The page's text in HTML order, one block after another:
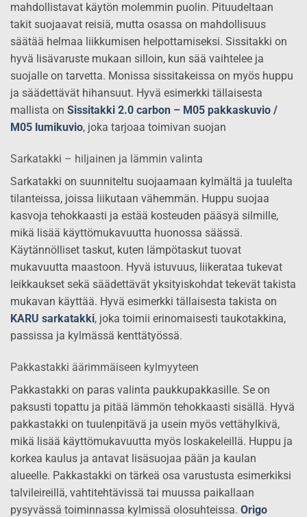
mahdollistavat käytön molemmin puolin. Pituudeltaan
takit suojaavat reisiä, mutta osassa on mahdollisuus
säätää helmaa liikkumisen helpottamiseksi. Sissitakki on
hyvä lisävaruste mukaan silloin, kun sää vaihtelee ja
suojalle on tarvetta. Monissa sissitakeissa on myös huppu
ja säädettävät hihansuut. Hyvä esimerkki tällaisesta
mallista on Sissitakki 2.0 carbon – M05 pakkaskuvio /
M05 lumikuvio, joka tarjoaa toimivan suojan
Sarkatakki – hiljainen ja lämmin valinta
Sarkatakki on suunniteltu suojaamaan kylmältä ja tuulelta
tilanteissa, joissa liikutaan vähemmän. Huppu suojaa
kasvoja tehokkaasti ja estää kosteuden pääsyä silmille,
mikä lisää käyttömukavuutta huonossa säässä.
Käytännölliset taskut, kuten lämpötaskut tuovat
mukavuutta maastoon. Hyvä istuvuus, liikerataa tukevat
leikkaukset sekä säädettävät yksityiskohdat tekevät takista
mukavan käyttää. Hyvä esimerkki tällaisesta takista on
KARU sarkatakki, joka toimii erinomaisesti taukotakkina,
passissa ja kylmässä kenttätyössä.
Pakkastakki äärimmäiseen kylmyyteen
Pakkastakki on paras valinta paukkupakkasille. Se on
paksusti topattu ja pitää lämmön tehokkaasti sisällä. Hyvä
pakkastakki on tuulenpitävä ja usein myös vettähylkivä,
mikä lisää käyttömukavuutta myös loskakeleillä. Huppu ja
korkea kaulus ja antavat lisäsuojaa pään ja kaulan
alueelle. Pakkastakki on tärkeä osa varustusta esimerkiksi
talvileireillä, vahtitehtävissä tai muussa paikallaan
pysyvässä toiminnassa kylmissä olosuhteissa. Origo